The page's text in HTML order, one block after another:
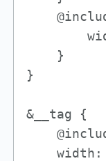
    }
}
&__tag {
width: